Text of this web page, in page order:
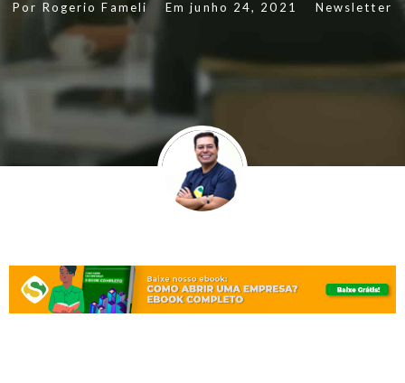
Por Rogerio Fameli Em junho 24, 2021 Newsletter